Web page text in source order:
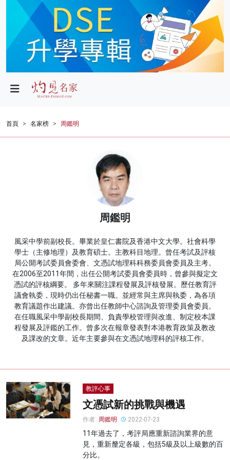
政局
財經
生活
名家榜
灼見活動
關於我們
首頁 名家榜 周鑑明
周鑑明
風采中學前副校長。畢業於皇仁書院及香港中文大學。社會科學
學士（主修地理）及教育碩士。主教科目地理。曾任考試及評核
局公開考試委員會委會、文憑試地理科科務委員會委員及主考。
在2006至2011年間，出任公開考試委員會委員時，曾參與擬定文
憑試的評核綱要。 多年來關注課程發展及評核發展。歷任教育評
議會執委，現時仍出任秘書一職。並經常與主席與執委，為各項
教育議題作出建議。亦曾出任教師中心諮詢及管理委員會委員。
在任職風采中學副校長期間、負責學校管理與改進、制定校本課
程發展及評鑑的工作。曾多次在報章發表對本港教育政策及教改
及課改的文章。近年主要參與在文憑試地理科的評核工作。
教評心事
文憑試新的挑戰與機遇
作者: 周鑑明 2022-07-23
11年過去了，考評局應重新諮詢業界的意
見，重新釐定各級，包括5級及以上級數的百
分比。